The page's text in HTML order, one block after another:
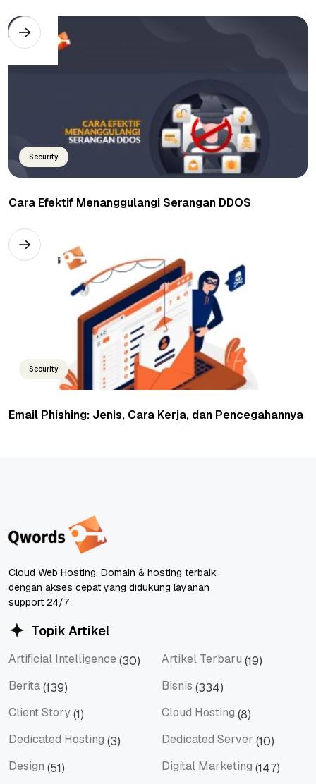
Security
Cara Efektif Menanggulangi Serangan DDOS
Security
Email Phishing: Jenis, Cara Kerja, dan Pencegahannya
Cloud Web Hosting. Domain & hosting terbaik
dengan akses cepat yang didukung layanan
support 24/7
Topik Artikel
Artificial Intelligence (30) Artikel Terbaru (19)
Berita(139) Bisnis (334)
Client Story(1) Cloud Hosting (8)
Dedicated Hosting (3) Dedicated Server (10)
Design (51) Digital Marketing (147)